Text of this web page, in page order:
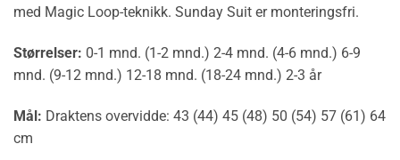
med Magic Loop-teknikk. Sunday Suit er monteringsfri.
Størrelser: 0-1 mnd. (1-2 mnd.) 2-4 mnd. (4-6 mnd.) 6-9
mnd. (9-12 mnd.) 12-18 mnd. (18-24 mnd.) 2-3 år
Mål: Draktens overvidde: 43 (44) 45 (48) 50 (54) 57 (61) 64
cm